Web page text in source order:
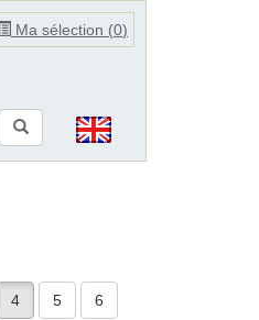
Ma sélection (0)
4 5 6